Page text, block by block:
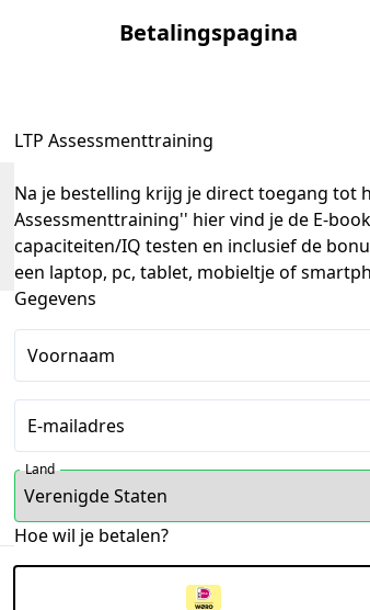
Betalingspagina
LTP Assessmenttraining
Na je bestelling krijg je direct toegang tot
Assessmenttraining'' hier vind je de E-
capaciteiten/IQ testen en inclusief de
een laptop, pc, tablet, mobieltje of
Gegevens
Voornaam
E-mailadres
Land
Hoe wil je betalen?